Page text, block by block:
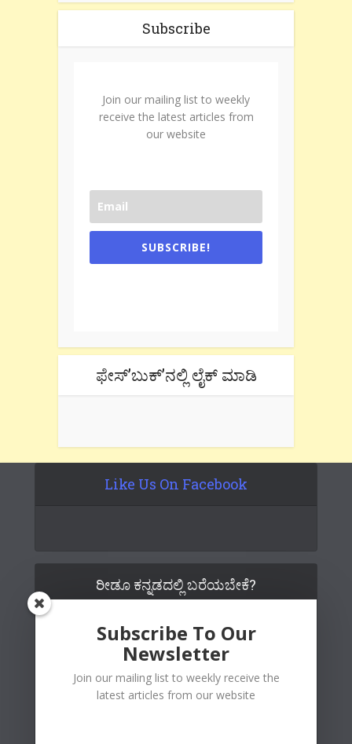
Subscribe
Join our mailing list to weekly
receive the latest articles from
our website
SUBSCRIBE!
ಫೇಸ್’ಬುಕ್’ನಲ್ಲಿ ಲೈಕ್ ಮಾಡಿ
Like Us On Facebook
ರೀಡೂ ಕನ್ನಡದಲ್ಲಿ ಬರೆಯಬೇಕೆ?
Subscribe To Our
Newsletter
Join our mailing list to weekly receive the
latest articles from our website